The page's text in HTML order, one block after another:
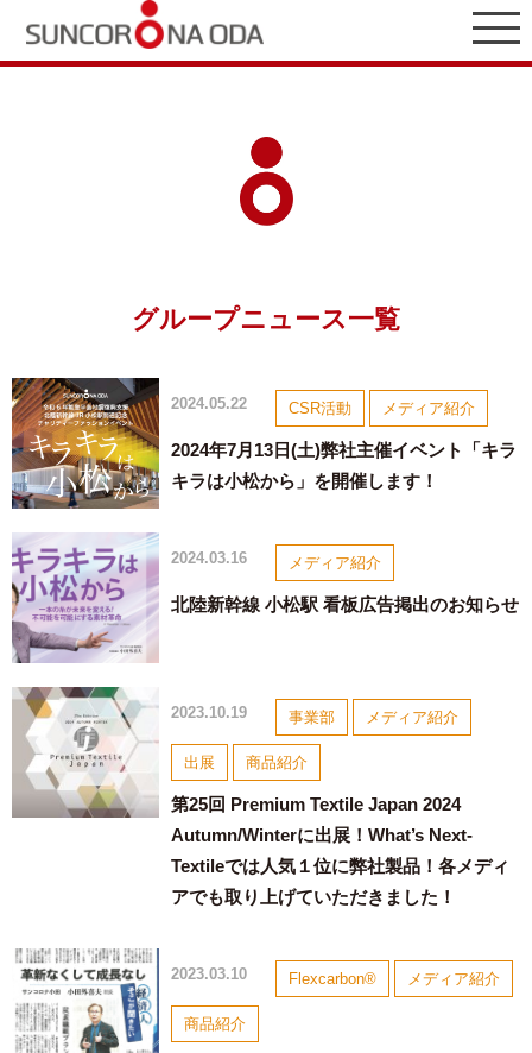
グループニュース一覧
2024.05.22 CSR活動 メディア紹介
2024年7月13日(土)弊社主催イベント「キラ
キラは小松から」を開催します！
2024.03.16 メディア紹介
北陸新幹線 小松駅 看板広告掲出のお知らせ
2023.10.19 事業部 メディア紹介
出展 商品紹介
第25回 Premium Textile Japan 2024
Autumn/Winterに出展！What’s Next-
Textileでは人気１位に弊社製品！各メディ
アでも取り上げていただきました！
2023.03.10 Flexcarbon® メディア紹介
商品紹介